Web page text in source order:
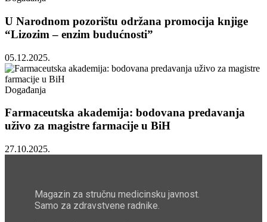
U Narodnom pozorištu održana promocija knjige
“Lizozim – enzim budućnosti”
05.12.2025.
Događanja
Farmaceutska akademija: bodovana predavanja
uživo za magistre farmacije u BiH
27.10.2025.
Magazin za stručnu medicinsku javnost.
Samo za zdravstvene radnike.